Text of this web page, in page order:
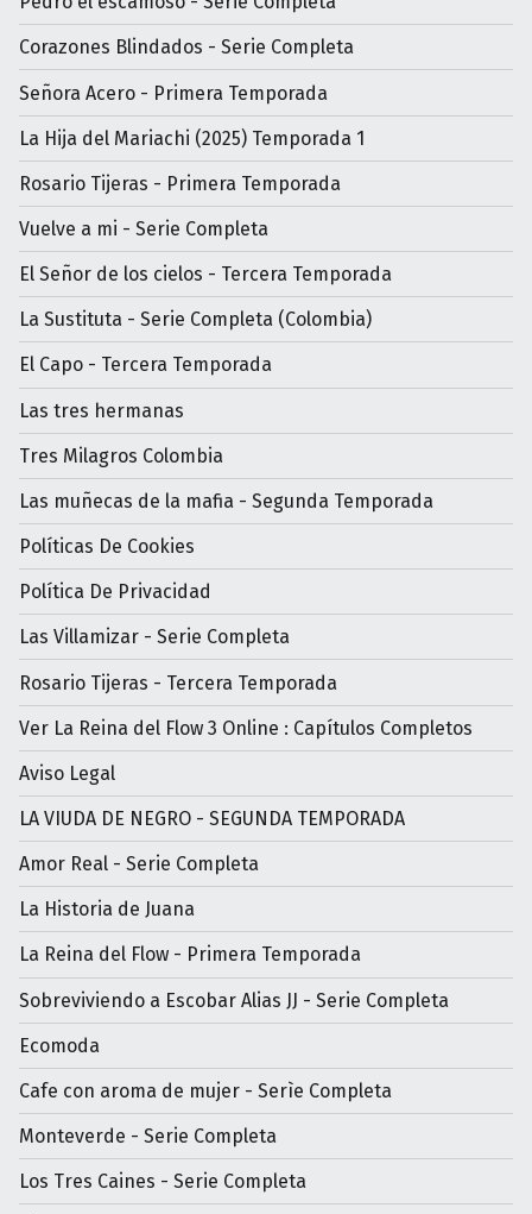
Corazones Blindados - Serie Completa
Señora Acero - Primera Temporada
La Hija del Mariachi (2025) Temporada 1
Rosario Tijeras - Primera Temporada
Vuelve a mi - Serie Completa
El Señor de los cielos - Tercera Temporada
La Sustituta - Serie Completa (Colombia)
El Capo - Tercera Temporada
Las tres hermanas
Tres Milagros Colombia
Las muñecas de la mafia - Segunda Temporada
Políticas De Cookies
Política De Privacidad
Las Villamizar - Serie Completa
Rosario Tijeras - Tercera Temporada
Ver La Reina del Flow 3 Online : Capítulos Completos
Aviso Legal
LA VIUDA DE NEGRO - SEGUNDA TEMPORADA
Amor Real - Serie Completa
La Historia de Juana
La Reina del Flow - Primera Temporada
Sobreviviendo a Escobar Alias JJ - Serie Completa
Ecomoda
Cafe con aroma de mujer - Serìe Completa
Monteverde - Serie Completa
Los Tres Caines - Serie Completa